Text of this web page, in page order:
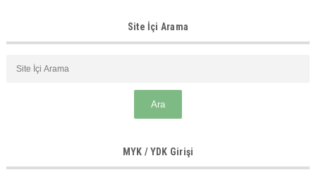
Site İçi Arama
MYK / YDK Girişi